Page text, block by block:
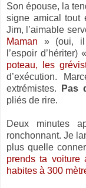
Son épouse, la
signe amical tout
Jim, l’aimable
Maman » (oui, il
l’espoir d’hériter)
poteau, les
d’exécution.
extrémistes.
Pas
pliés de rire.
Deux minutes
ronchonnant. Je
plus quelle
prends ta voiture
habites à 300